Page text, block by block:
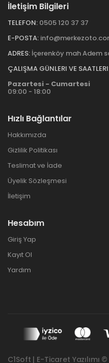
İletişim Bilgileri
TELEFON: 0505 120 37 37
E-POSTA:
ADRES: İçerenköy mah Adem
ÇALIŞMA GÜNLERI VE
Pazartesi - Cumartesi
09:00 - 18:00
Hızlı Bağlantılar
Hakkımızda
Gizlilik Politikası
Teslimat ve İade
Üyelik Sözleşmesi
İletişim
Hesabım
Giriş Yap
Kayıt Ol
Yardım
C1Soft | E-Ticaret Yazılımı